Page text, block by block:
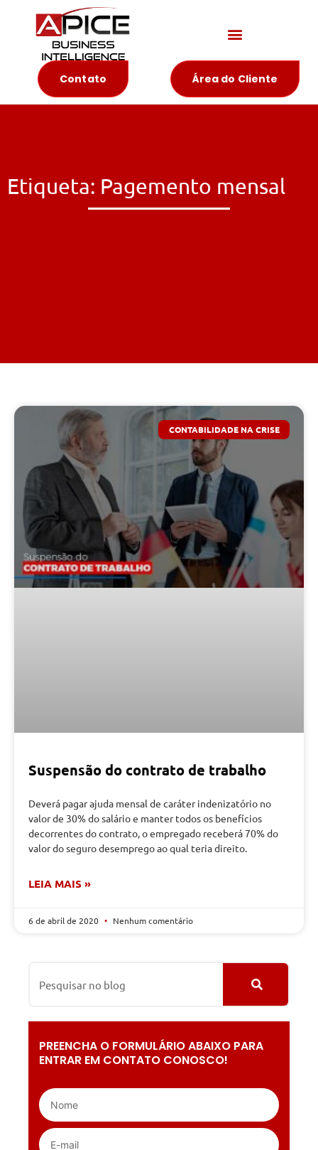
Contato Área do Cliente
Etiqueta: Pagemento mensal
CONTABILIDADE NA CRISE
Suspensão do contrato de trabalho
Deverá pagar ajuda mensal de caráter indenizatório no
valor de 30% do salário e manter todos os benefícios
decorrentes do contrato, o empregado receberá 70% do
valor do seguro desemprego ao qual teria direito.
LEIA MAIS »
6 de abril de 2020 Nenhum comentário
PREENCHA O FORMULÁRIO ABAIXO PARA
ENTRAR EM CONTATO CONOSCO!